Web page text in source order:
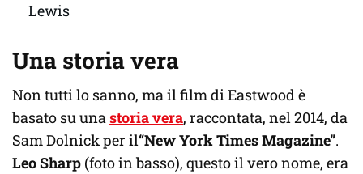
Lewis
Una storia vera
Non tutti lo sanno, ma il film di Eastwood è
basato su unastoria vera, raccontata, nel 2014, da
Sam Dolnick per il“New York Times Magazine”.
Leo Sharp (foto in basso), questo il vero nome, era